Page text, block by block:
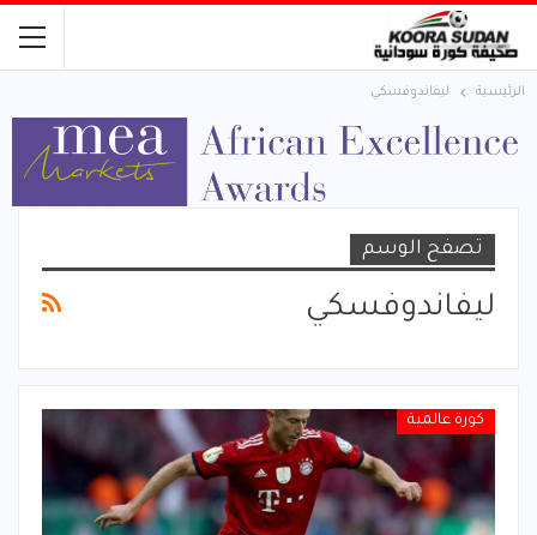
الرئيسية ليفاندوفسكي
تصفح الوسم
ليفاندوفسكي
كورة عالمية